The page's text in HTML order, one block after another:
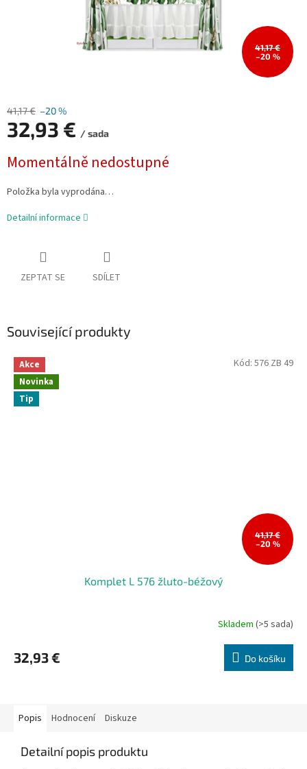
41,17 €
–20 %
41,17 € –20 %
32,93 € / sada
cena:
Momentálně nedostupné
Položka byla vyprodána…
Detailní informace
ZEPTAT SE SDÍLET
Související produkty
Akce
Novinka
Tip
41,17 €
–20 %
Komplet L 576 žluto-béžový
Skladem (>5 sada)
32,93 € Do košíku
Kód: 576 ZB 49
Popis Hodnocení Diskuze
Detailní popis produktu